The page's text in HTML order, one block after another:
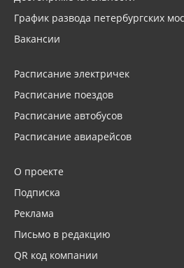
График развода петербургских
Вакансии
Расписание электричек
Расписание поездов
Расписание автобусов
Расписание авиарейсов
О проекте
Подписка
Реклама
Письмо в редакцию
QR код компании